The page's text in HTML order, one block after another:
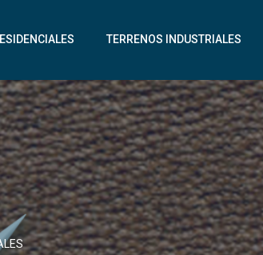
TERRENOS INDUSTRIALES